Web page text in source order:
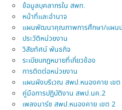
ข้อมูลบุคลากรใน สพท.
หน้าที่และอำนาจ
แผนพัฒนาคุณภาพการศึกษา/แผน
ประวัติหน่วยงาน
วิสัยทัศน์ พันธกิจ
ระเบียบกฎหมายที่เกี่ยวข้อง
การติดต่อหน่วยงาน
แผนผังบริเวณ สพป.หนองคาย เข
คู่มือการปฏิบัติงาน สพป.นค.2
เพลงมาร์ช สพป.หนองคาย เขต 2